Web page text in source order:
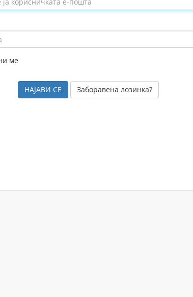
ме
Заборавена лозинка?